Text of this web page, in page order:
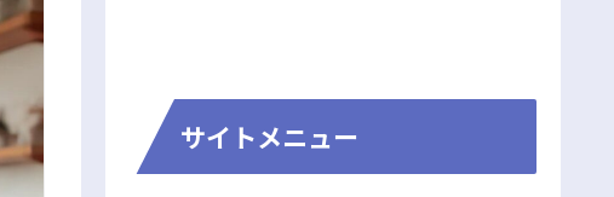
サイトメニュー